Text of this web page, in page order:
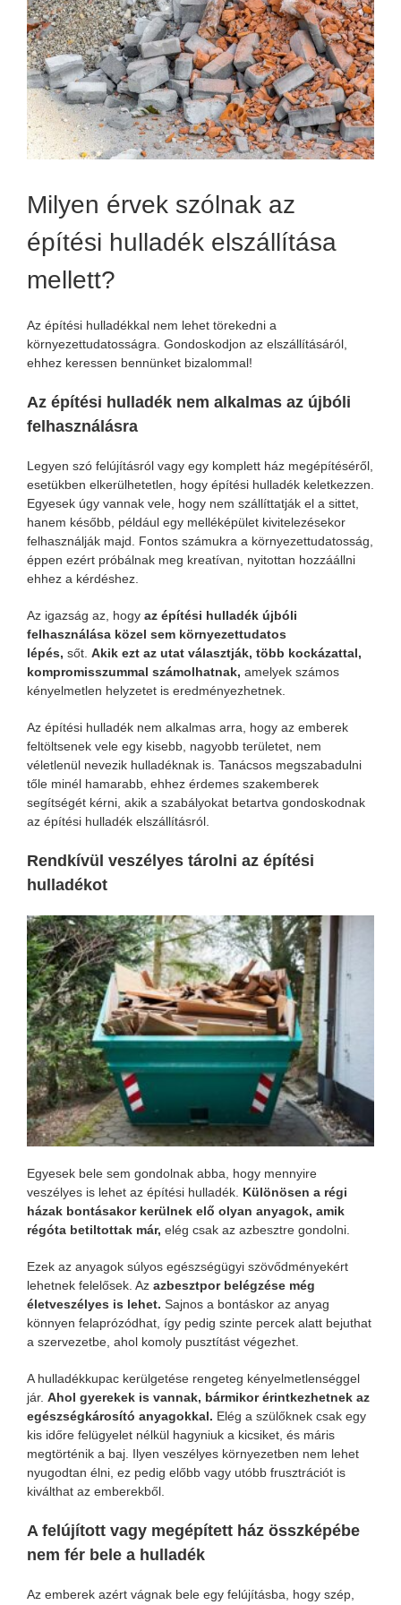
Milyen érvek szólnak az
építési hulladék elszállítása
mellett?
Az építési hulladékkal nem lehet törekedni a
környezettudatosságra. Gondoskodjon az elszállításáról,
ehhez keressen bennünket bizalommal!
Az építési hulladék nem alkalmas az újbóli
felhasználásra
Legyen szó felújításról vagy egy komplett ház megépítéséről,
esetükben elkerülhetetlen, hogy építési hulladék keletkezzen.
Egyesek úgy vannak vele, hogy nem szállíttatják el a sittet,
hanem később, például egy melléképület kivitelezésekor
felhasználják majd. Fontos számukra a környezettudatosság,
éppen ezért próbálnak meg kreatívan, nyitottan hozzáállni
ehhez a kérdéshez.
Az igazság az, hogy az építési hulladék újbóli
felhasználása közel sem környezettudatos
lépés, sőt. Akik ezt az utat választják, több kockázattal,
kompromisszummal számolhatnak, amelyek számos
kényelmetlen helyzetet is eredményezhetnek.
Az építési hulladék nem alkalmas arra, hogy az emberek
feltöltsenek vele egy kisebb, nagyobb területet, nem
véletlenül nevezik hulladéknak is. Tanácsos megszabadulni
tőle minél hamarabb, ehhez érdemes szakemberek
segítségét kérni, akik a szabályokat betartva gondoskodnak
az építési hulladék elszállításról.
Rendkívül veszélyes tárolni az építési
hulladékot
Egyesek bele sem gondolnak abba, hogy mennyire
veszélyes is lehet az építési hulladék. Különösen a régi
házak bontásakor kerülnek elő olyan anyagok, amik
régóta betiltottak már, elég csak az azbesztre gondolni.
Ezek az anyagok súlyos egészségügyi szövődményekért
lehetnek felelősek. Az azbesztpor belégzése még
életveszélyes is lehet. Sajnos a bontáskor az anyag
könnyen felaprózódhat, így pedig szinte percek alatt bejuthat
a szervezetbe, ahol komoly pusztítást végezhet.
A hulladékkupac kerülgetése rengeteg kényelmetlenséggel
jár. Ahol gyerekek is vannak, bármikor érintkezhetnek az
egészségkárosító anyagokkal. Elég a szülőknek csak egy
kis időre felügyelet nélkül hagyniuk a kicsiket, és máris
megtörténik a baj. Ilyen veszélyes környezetben nem lehet
nyugodtan élni, ez pedig előbb vagy utóbb frusztrációt is
kiválthat az emberekből.
A felújított vagy megépített ház összképébe
nem fér bele a hulladék
Az emberek azért vágnak bele egy felújításba, hogy szép,